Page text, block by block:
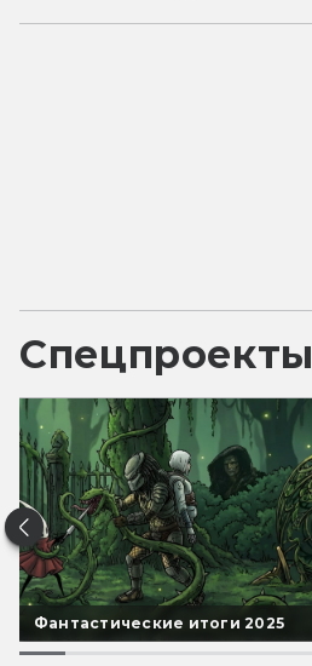
Спецпроекты
Фантастические итоги 2025